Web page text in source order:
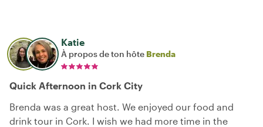
Katie
À propos de ton hôte Brenda
Quick Afternoon in Cork City
Brenda was a great host. We enjoyed our food and
drink tour in Cork. I wish we had more time in the